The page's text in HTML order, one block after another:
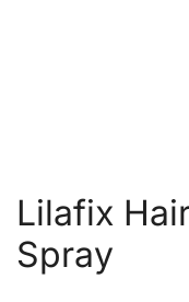
Lilafix
Spray